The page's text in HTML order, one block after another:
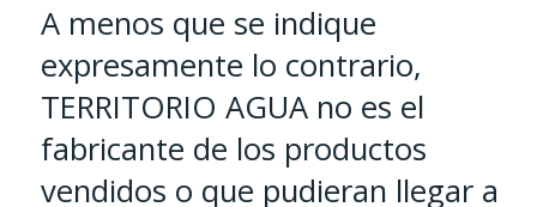
A menos que se indique
expresamente lo contrario,
TERRITORIO AGUA no es el
fabricante de los productos
vendidos o que pudieran llegar a